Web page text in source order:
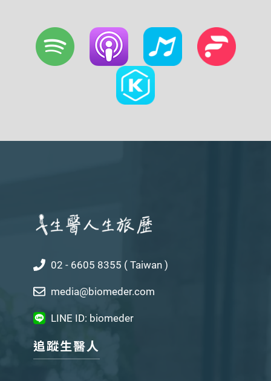
02 - 6605 8355 ( Taiwan )
media@biomeder.com
LINE ID: biomeder
追蹤生醫人